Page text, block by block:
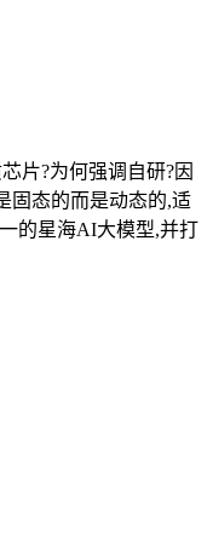
片?为何强调自研?因
固态的而是动态的,适
的星海AI大模型,并打